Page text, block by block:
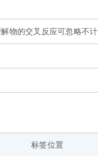
物的交叉反应可忽略不计
标签位置